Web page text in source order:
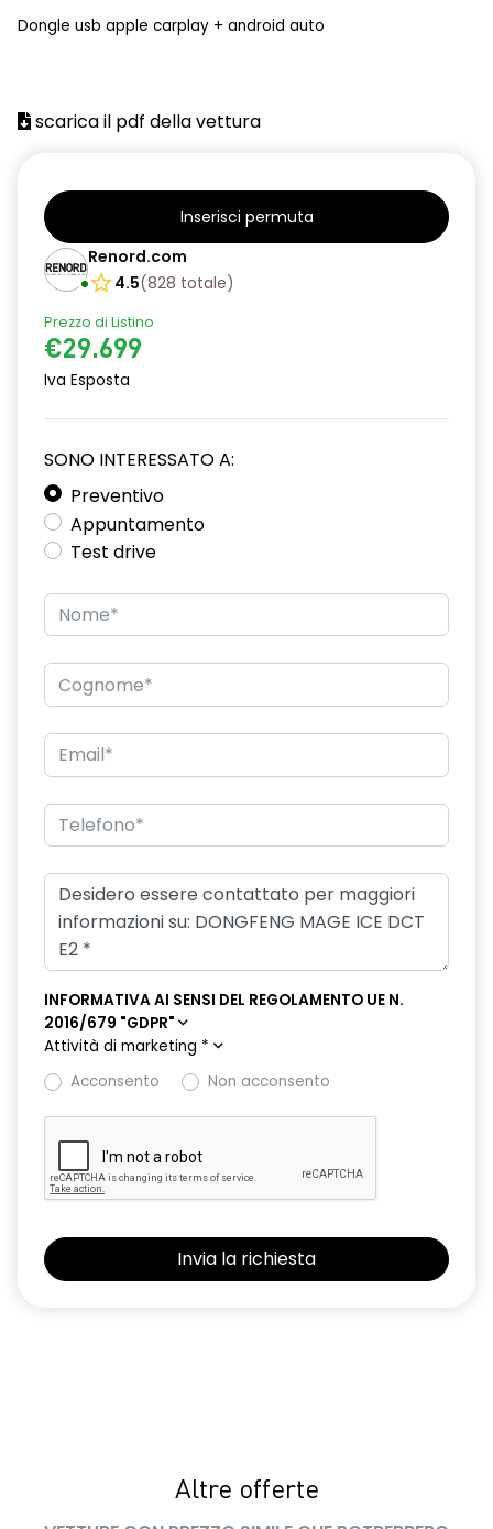
Dongle usb apple carplay + android auto
scarica il pdf della vettura
Inserisci permuta
Renord.com
4.5(828 totale)
Prezzo di Listino
€29.699
Iva Esposta
SONO INTERESSATO A:
Preventivo
Appuntamento
Test drive
INFORMATIVA AI SENSI DEL REGOLAMENTO UE N.
2016/679 "GDPR"
Attività di marketing *
Acconsento
Non acconsento
Altre offerte